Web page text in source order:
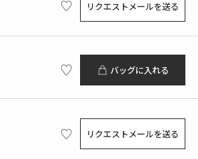
リクエストメールを送る
バッグに入れる
リクエストメールを送る